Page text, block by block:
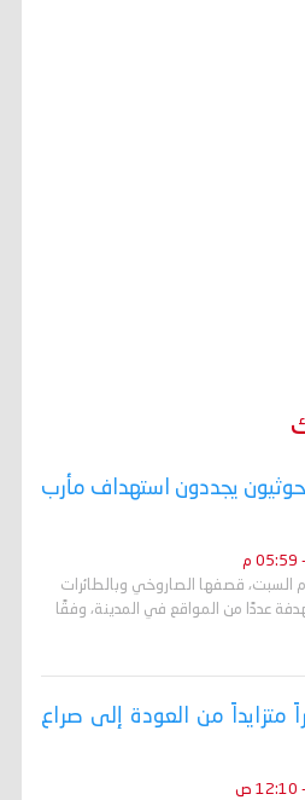
يجددون استهداف مأرب
السبت، قصفها الصاروخي وبالطائرات
عددًا من المواقع في المدينة، وفقًا
متزايداً من العودة إلى صراع